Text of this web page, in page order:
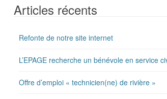
Articles récents
Refonte de notre site internet
L’EPAGE recherche un bénévole en service
Offre d’emploi « technicien(ne) de rivière »